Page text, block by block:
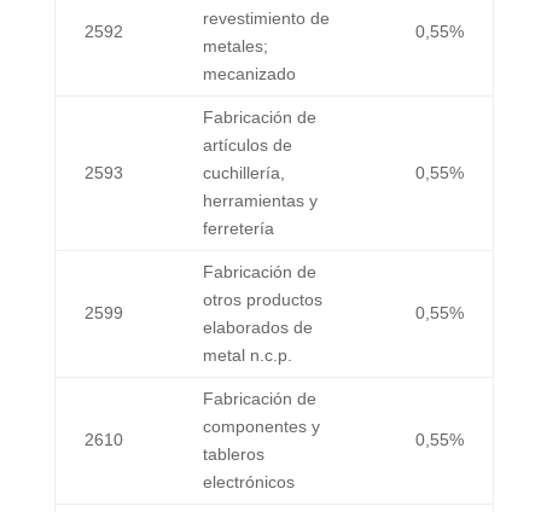
2592
revestimiento de
metales;
mecanizado
0,55%
2593
Fabricación de
artículos de
cuchillería,
herramientas y
ferretería
0,55%
2599
Fabricación de
otros productos
elaborados de
metal n.c.p.
0,55%
2610
Fabricación de
componentes y
tableros
electrónicos
0,55%